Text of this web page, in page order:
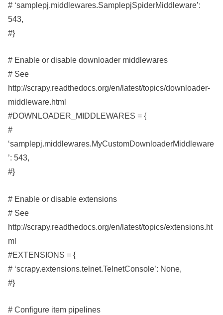
# ‘samplepj.middlewares.SamplepjSpiderMiddleware’:
543,
#}
# Enable or disable downloader middlewares
# See
http://scrapy.readthedocs.org/en/latest/topics/downloader-
middleware.html
#DOWNLOADER_MIDDLEWARES = {
#
‘samplepj.middlewares.MyCustomDownloaderMiddleware
’: 543,
#}
# Enable or disable extensions
# See
http://scrapy.readthedocs.org/en/latest/topics/extensions.ht
ml
#EXTENSIONS = {
# ‘scrapy.extensions.telnet.TelnetConsole’: None,
#}
# Configure item pipelines